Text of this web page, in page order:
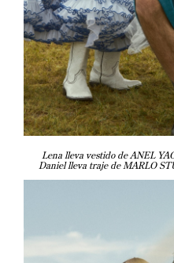
Lena lleva vestido de ANEL
Daniel lleva traje de MARLO